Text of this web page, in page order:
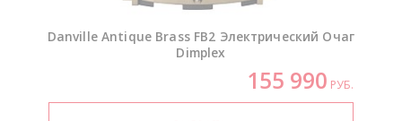
Danville Antique Brass FB2 Электрический Очаг
Dimplex
155 990 РУБ.